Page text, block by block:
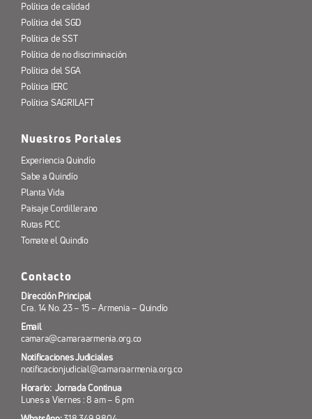
Política de calidad
Política del SGD
Política de SST
Política de no discriminación
Política del SGA
Política IERC
Política SAGRILAFT
Nuestros Portales
Experiencia Quindío
Sabe a Quindío
Planta Vida
Paisaje Cordillerano
Rutas PCC
Tomate el Quindío
Contacto
Dirección Principal
Cra. 14 No. 23 – 15 – Armenia – Quindío
Email
camara@camaraarmenia.org.co
Notificaciones Judiciales
notificacionjudicial@camaraarmenia.org.co
Horario: Jornada Continua
Lunes a Viernes : 8 am – 6 pm